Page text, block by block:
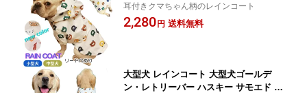
雨 散歩 グッズ 防水ジャケット 服 ドッ
グウェア クマモン カッパ 梅雨 パーカ
耳付きクマちゃん柄のレインコート
2,280円 送料無料
大型犬 レインコート 大型犬ゴールデ
ン・レトリーバー ハスキー サモエド 秋